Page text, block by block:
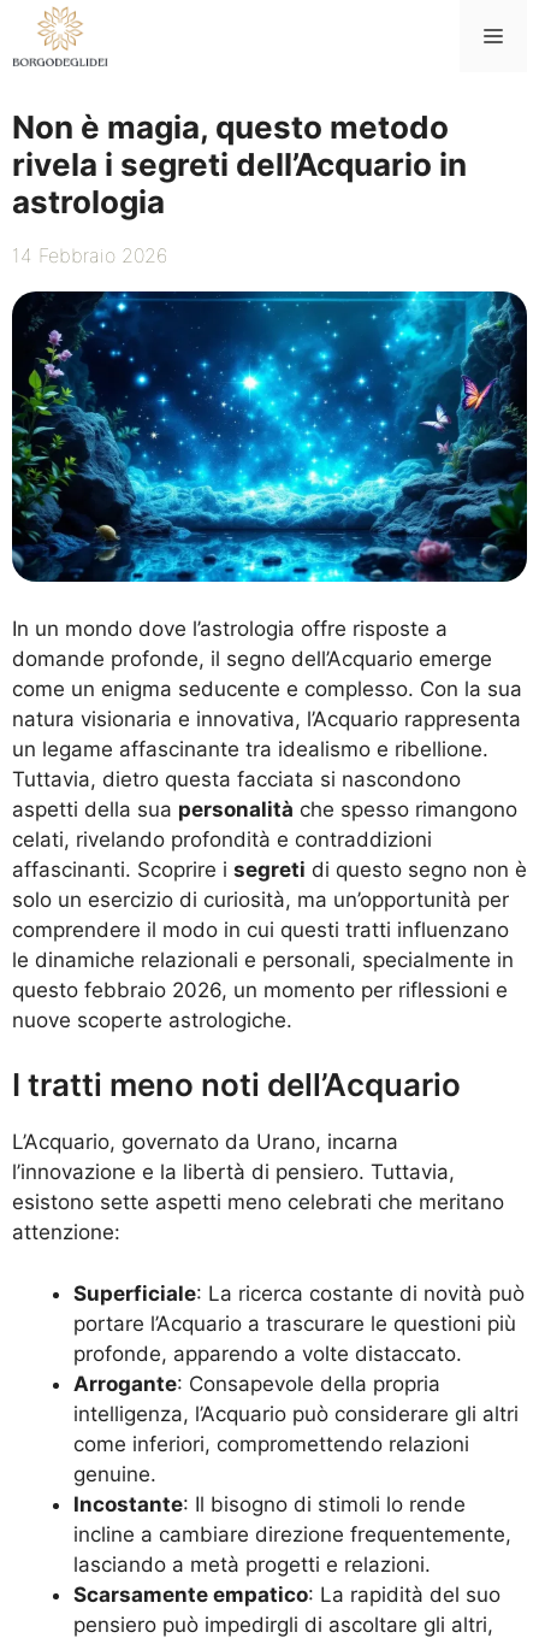
contenuto
Non è magia, questo metodo
rivela i segreti dell’Acquario in
astrologia
14 Febbraio 2026
In un mondo dove l’astrologia offre risposte a
domande profonde, il segno dell’Acquario emerge
come un enigma seducente e complesso. Con la sua
natura visionaria e innovativa, l’Acquario rappresenta
un legame affascinante tra idealismo e ribellione.
Tuttavia, dietro questa facciata si nascondono
aspetti della sua personalità che spesso rimangono
celati, rivelando profondità e contraddizioni
affascinanti. Scoprire i segreti di questo segno non è
solo un esercizio di curiosità, ma un’opportunità per
comprendere il modo in cui questi tratti influenzano
le dinamiche relazionali e personali, specialmente in
questo febbraio 2026, un momento per riflessioni e
nuove scoperte astrologiche.
I tratti meno noti dell’Acquario
L’Acquario, governato da Urano, incarna
l’innovazione e la libertà di pensiero. Tuttavia,
esistono sette aspetti meno celebrati che meritano
attenzione:
Superficiale: La ricerca costante di novità può
portare l’Acquario a trascurare le questioni più
profonde, apparendo a volte distaccato.
Arrogante: Consapevole della propria
intelligenza, l’Acquario può considerare gli altri
come inferiori, compromettendo relazioni
genuine.
Incostante: Il bisogno di stimoli lo rende
incline a cambiare direzione frequentemente,
lasciando a metà progetti e relazioni.
Scarsamente empatico: La rapidità del suo
pensiero può impedirgli di ascoltare gli altri,